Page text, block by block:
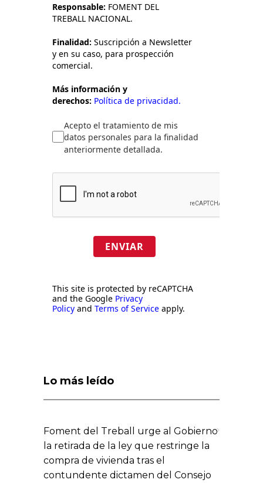
Responsable: FOMENT DEL
TREBALL NACIONAL.
Finalidad: Suscripción a Newsletter
y en su caso, para prospección
comercial.
Más información y
derechos: Política de privacidad.
Acepto el tratamiento de mis
datos personales para la finalidad
anteriormente detallada.
ENVIAR
This site is protected by reCAPTCHA
and the Google Privacy
Policy and Terms of Service apply.
Lo más leído
Foment del Treball urge al Gobierno
la retirada de la ley que restringe la
compra de vivienda tras el
contundente dictamen del Consejo